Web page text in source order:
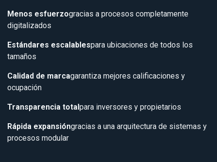
Menos esfuerzogracias a procesos completamente
digitalizados
Estándares escalablespara ubicaciones de todos los
tamaños
Calidad de marcagarantiza mejores calificaciones y
ocupación
Transparencia totalpara inversores y propietarios
Rápida expansióngracias a una arquitectura de sistemas y
procesos modular